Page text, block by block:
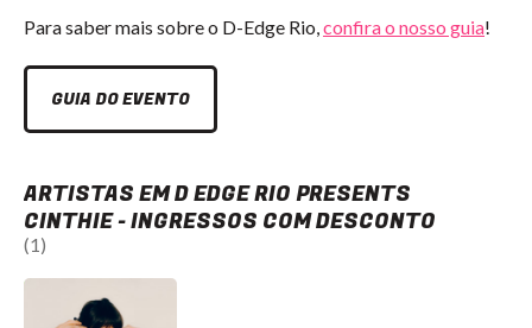
Para saber mais sobre o D-Edge Rio,confira o nosso guia!
GUIA DO EVENTO
ARTISTAS EM D EDGE RIO PRESENTS
CINTHIE - INGRESSOS COM DESCONTO
(1)